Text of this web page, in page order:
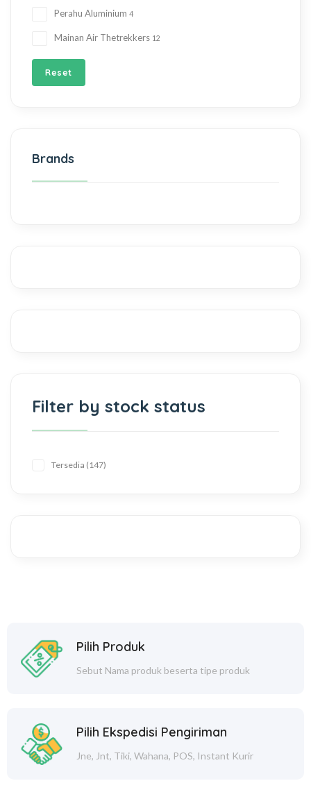
Perahu Aluminium 4
Mainan Air Thetrekkers 12
Reset
Brands
Filter by stock status
Tersedia 147
Pilih Produk
Sebut Nama produk beserta tipe produk
Pilih Ekspedisi Pengiriman
Jne, Jnt, Tiki, Wahana, POS, Instant Kurir